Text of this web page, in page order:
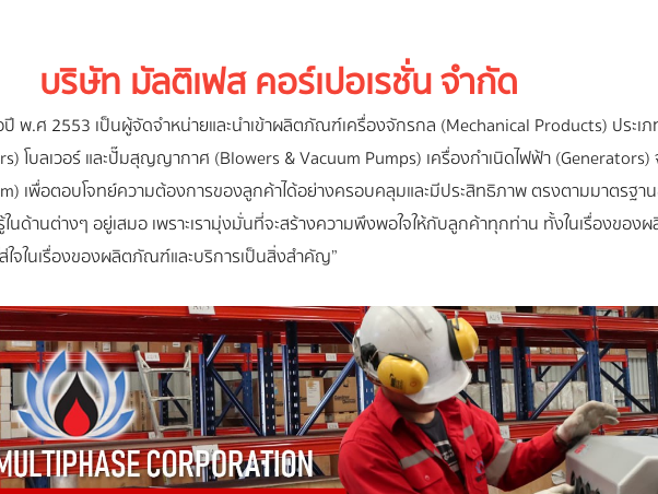
บริษัท มัลติเฟส คอร์เปอเรชั่น จำกัด
พ.ศ 2553 เป็นผู้จัดจำหน่ายและนำเข้าผลิตภัณฑ์เครื่องจักรกล (Mechanical Products) ประเ
โบลเวอร์ และปั๊มสุญญากาศ (Blowers & Vacuum Pumps) เครื่องกำเนิดไฟฟ้า
เพื่อตอบโจทย์ความต้องการของลูกค้าได้อย่างครอบคลุมและมีประสิทธิภาพ ตรงตามมาตรฐา
ด้านต่างๆ อยู่เสมอ เพราะเรามุ่งมั่นที่จะสร้างความพึงพอใจให้กับลูกค้าทุกท่าน ทั้งในเรื่องขอ
ส่ใจในเรื่องของผลิตภัณฑ์และบริการเป็นสิ่งสำคัญ”